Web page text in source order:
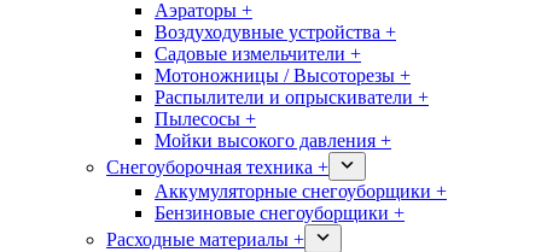
Аэраторы +
Воздуходувные устройства +
Садовые измельчители +
Мотоножницы / Высоторезы +
Распылители и опрыскиватели +
Пылесосы +
Мойки высокого давления +
Снегоуборочная техника +
Аккумуляторные снегоуборщики +
Бензиновые снегоуборщики +
Расходные материалы +